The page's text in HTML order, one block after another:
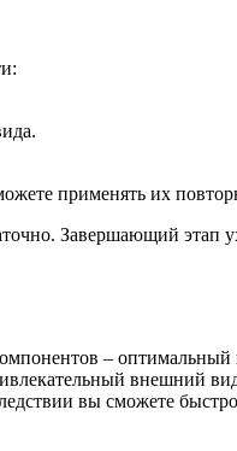
применять их
Завершающий
–
внешний
вы сможете